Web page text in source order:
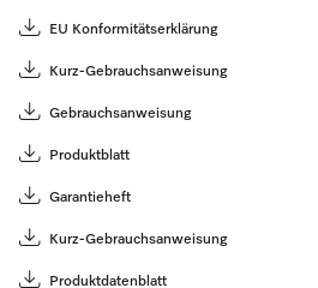
EU Konformitätserklärung
Kurz-Gebrauchsanweisung
Gebrauchsanweisung
Produktblatt
Garantieheft
Kurz-Gebrauchsanweisung
Produktdatenblatt